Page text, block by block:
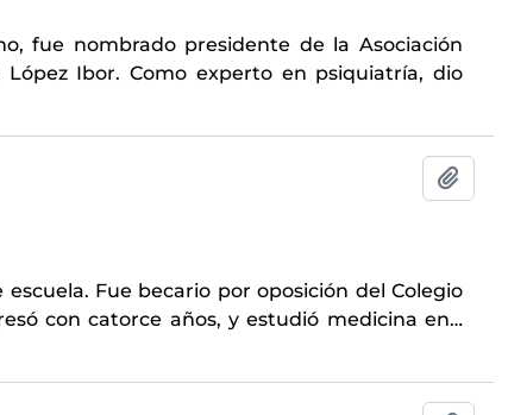
fue nombrado presidente de la Asociación
Ibor. Como experto en psiquiatría, dio
Fue becario por oposición del Colegio
con catorce años, y estudió medicina en…